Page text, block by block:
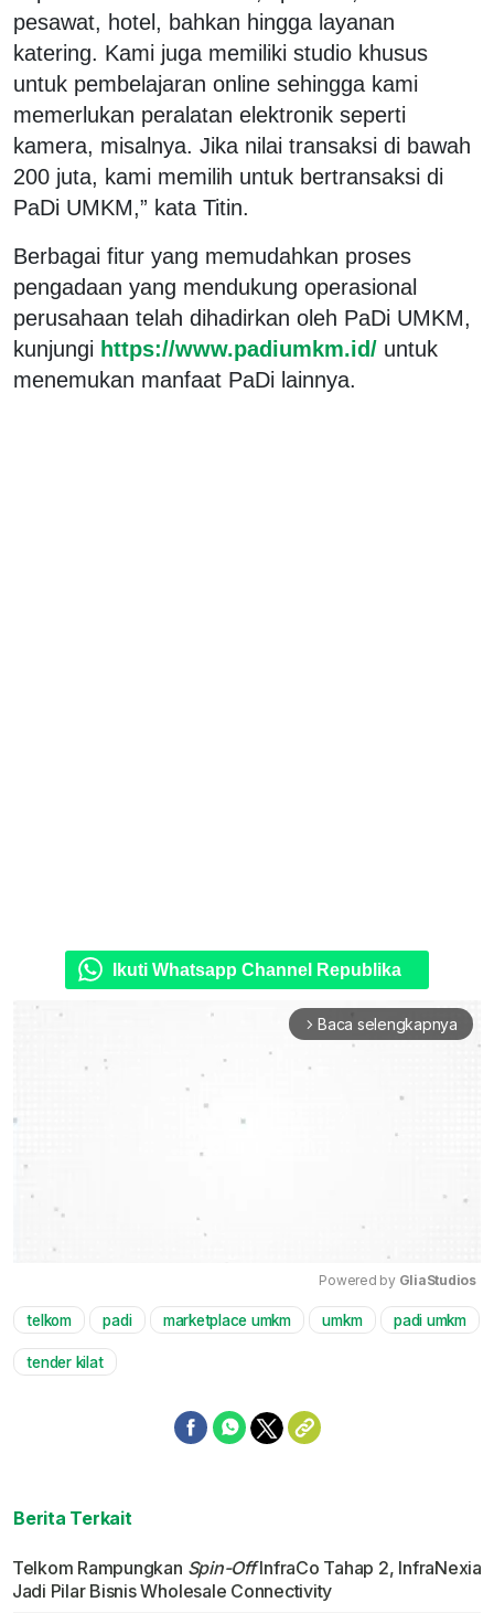
pesawat, hotel, bahkan hingga layanan
katering. Kami juga memiliki studio khusus
untuk pembelajaran online sehingga kami
memerlukan peralatan elektronik seperti
kamera, misalnya. Jika nilai transaksi di bawah
200 juta, kami memilih untuk bertransaksi di
PaDi UMKM,” kata Titin.
Berbagai fitur yang memudahkan proses
pengadaan yang mendukung operasional
perusahaan telah dihadirkan oleh PaDi UMKM,
kunjungi https://www.padiumkm.id/ untuk
menemukan manfaat PaDi lainnya.
Ikuti Whatsapp Channel Republika
arrow_forward_ios Baca selengkapnya
Mute
Powered by GliaStudios
telkom padi marketplace umkm umkm padi umkm
tender kilat
Berita Terkait
Telkom Rampungkan Spin-OffInfraCo Tahap 2, InfraNexia
Jadi Pilar Bisnis Wholesale Connectivity